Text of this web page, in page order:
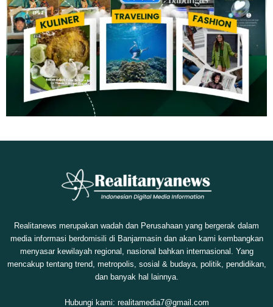
Realitanews merupakan wadah dan Perusahaan yang bergerak dalam
media informasi berdomisili di Banjarmasin dan akan kami kembangkan
menyasar kewilayah regional, nasional bahkan internasional. Yang
mencakup tentang trend, metropolis, sosial & budaya, politik, pendidikan,
dan banyak hal lainnya.
Hubungi kami: realitamedia7@gmail.com